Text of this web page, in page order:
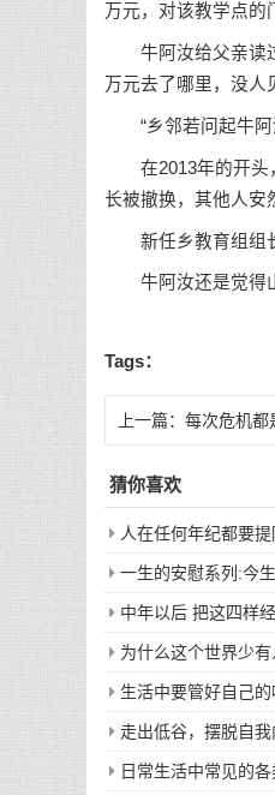
万元，对该教学点的
牛阿汝给父亲读过
万元去了哪里，没人
“乡邻若问起牛阿
在2013年的开头，
长被撤换，其他人安
新任乡教育组组长
牛阿汝还是觉得山
Tags：
上一篇： 每次危机都
猜你喜欢
人在任何年纪都要
一生的安慰系列:今
中年以后 把这四样
为什么这个世界少有
生活中要管好自己
走出低谷，摆脱自我
日常生活中常见的